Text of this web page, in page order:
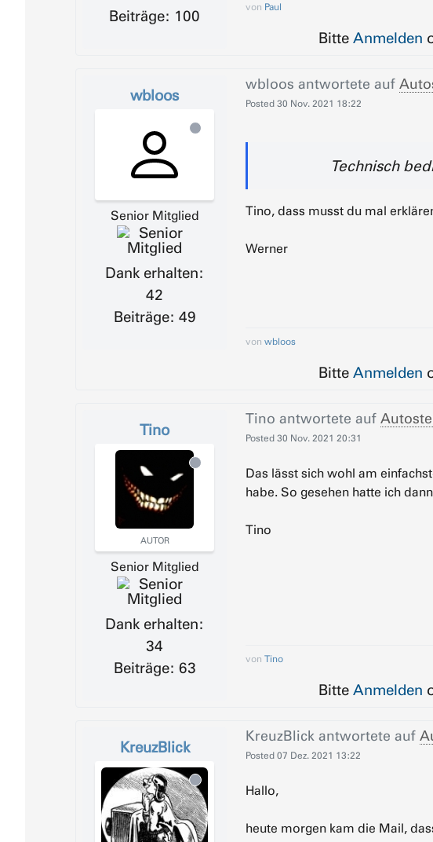
Beiträge: 100
von Paul
Bitte Anmelden
wbloos
Senior Mitglied
Dank erhalten:
42
Beiträge: 49
wbloos antwortete auf
Posted 30 Nov. 2021 18:22
Technisch
Tino, dass musst du mal
Werner
von wbloos
Bitte Anmelden
Tino
AUTOR
Senior Mitglied
Dank erhalten:
34
Beiträge: 63
Tino antwortete auf
Posted 30 Nov. 2021 20:31
Das lässt sich wohl am
habe. So gesehen hatte ich
Tino
von Tino
Bitte Anmelden
KreuzBlick
KreuzBlick antwortete auf
Posted 07 Dez. 2021 13:22
Hallo,
heute morgen kam die Mail,